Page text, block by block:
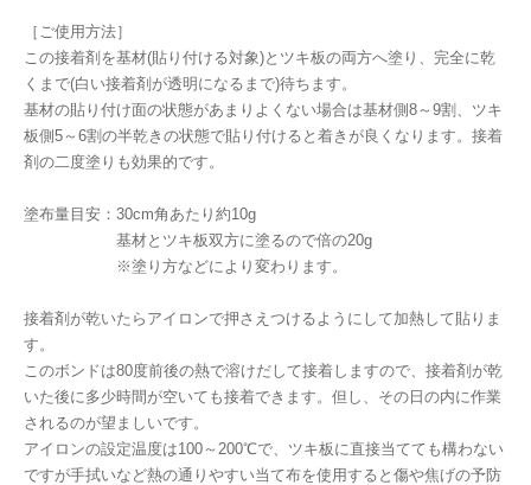
［ご使用方法］
この接着剤を基材(貼り付ける対象)とツキ板の両方へ塗り、完全に乾
くまで(白い接着剤が透明になるまで)待ちます。
基材の貼り付け面の状態があまりよくない場合は基材側8～9割、ツキ
板側5～6割の半乾きの状態で貼り付けると着きが良くなります。接着
剤の二度塗りも効果的です。
塗布量目安：30cm角あたり約10g
基材とツキ板双方に塗るので倍の20g
※塗り方などにより変わります。
接着剤が乾いたらアイロンで押さえつけるようにして加熱して貼りま
す。
このボンドは80度前後の熱で溶けだして接着しますので、接着剤が乾
いた後に多少時間が空いても接着できます。但し、その日の内に作業
されるのが望ましいです。
アイロンの設定温度は100～200℃で、ツキ板に直接当てても構わない
ですが手拭いなど熱の通りやすい当て布を使用すると傷や焦げの予防